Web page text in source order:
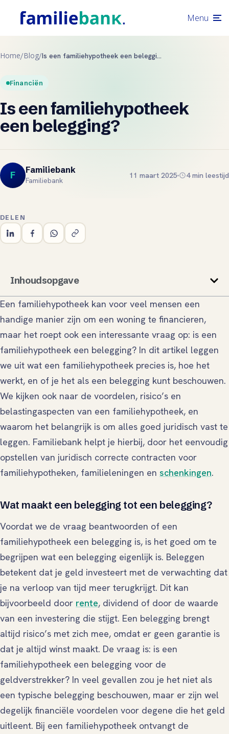
Menu
Home/Blog/ Is een familiehypotheek een belegging?
Financiën
Is een familiehypotheek
een belegging?
F
Familiebank
Familiebank
11 maart 2025 4 min leestijd
Inhoudsopgave
Een familiehypotheek kan voor veel mensen een
handige manier zijn om een woning te financieren,
maar het roept ook een interessante vraag op: is een
familiehypotheek een belegging? In dit artikel leggen
we uit wat een familiehypotheek precies is, hoe het
werkt, en of je het als een belegging kunt beschouwen.
We kijken ook naar de voordelen, risico’s en
belastingaspecten van een familiehypotheek, en
waarom het belangrijk is om alles goed juridisch vast te
leggen. Familiebank helpt je hierbij, door het eenvoudig
opstellen van juridisch correcte contracten voor
familiehypotheken, familieleningen en schenkingen.
Wat maakt een belegging tot een belegging?
Voordat we de vraag beantwoorden of een
familiehypotheek een belegging is, is het goed om te
begrijpen wat een belegging eigenlijk is. Beleggen
betekent dat je geld investeert met de verwachting dat
je na verloop van tijd meer terugkrijgt. Dit kan
bijvoorbeeld door rente, dividend of door de waarde
van een investering die stijgt. Een belegging brengt
altijd risico’s met zich mee, omdat er geen garantie is
dat je altijd winst maakt. De vraag is: is een
familiehypotheek een belegging voor de
geldverstrekker? In veel gevallen zou je het niet als
een typische belegging beschouwen, maar er zijn wel
degelijk financiële voordelen voor degene die het geld
uitleent. Bij een familiehypotheek ontvangt de
DELEN